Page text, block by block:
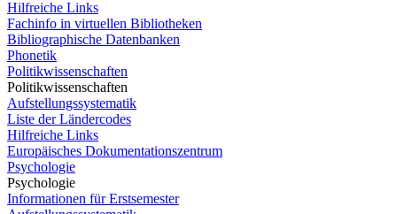
Hilfreiche Links
Fachinfo in virtuellen Bibliotheken
Bibliographische Datenbanken
Phonetik
Politikwissenschaften
Politikwissenschaften
Aufstellungssystematik
Liste der Ländercodes
Hilfreiche Links
Europäisches Dokumentationszentrum
Psychologie
Psychologie
Informationen für Erstsemester